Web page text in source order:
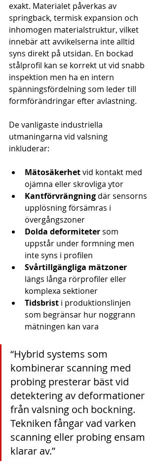
exakt. Materialet påverkas av
springback, termisk expansion och
inhomogen materialstruktur, vilket
innebär att avvikelserna inte alltid
syns direkt på utsidan. En bockad
stålprofil kan se korrekt ut vid snabb
inspektion men ha en intern
spänningsfördelning som leder till
formförändringar efter avlastning.
De vanligaste industriella
utmaningarna vid valsning
inkluderar:
Mätosäkerhet vid kontakt med
ojämna eller skrovliga ytor
Kantförvrängning där sensorns
upplösning försämras i
övergångszoner
Dolda deformiteter som
uppstår under formning men
inte syns i profilen
Svårtillgängliga mätzoner
längs långa rörprofiler eller
komplexa sektioner
Tidsbrist i produktionslinjen
som begränsar hur noggrann
mätningen kan vara
“Hybrid systems som
kombinerar scanning med
probing presterar bäst vid
detektering av deformationer
från valsning och bockning.
Tekniken fångar vad varken
scanning eller probing ensam
klarar av.”